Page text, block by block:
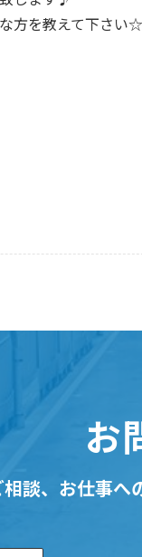
方を教えて下さい☆
お
談、お仕事へ